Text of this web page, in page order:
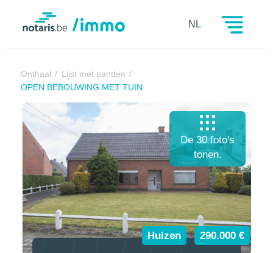
Notaris.be
NL
Onthaal
Lijst met panden
OPEN BEBOUWING MET TUIN
Huizen 290.000 €
De 30 foto's
tonen.